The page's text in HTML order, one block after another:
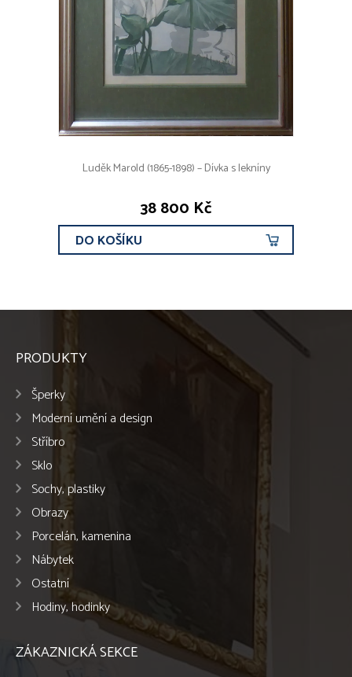
Luděk Marold (1865-1898) – Dívka s lekníny
38 800 Kč
DO KOŠÍKU
PRODUKTY
Šperky
Moderní umění a design
Stříbro
Sklo
Sochy, plastiky
Obrazy
Porcelán, kamenina
Nábytek
Ostatní
Hodiny, hodinky
ZÁKAZNICKÁ SEKCE